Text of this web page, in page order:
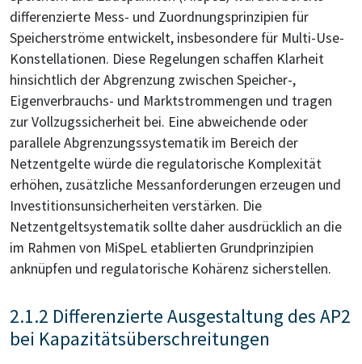
differenzierte Mess- und Zuordnungsprinzipien für
Speicherströme entwickelt, insbesondere für Multi-Use-
Konstellationen. Diese Regelungen schaffen Klarheit
hinsichtlich der Abgrenzung zwischen Speicher-,
Eigenverbrauchs- und Marktstrommengen und tragen
zur Vollzugssicherheit bei. Eine abweichende oder
parallele Abgrenzungssystematik im Bereich der
Netzentgelte würde die regulatorische Komplexität
erhöhen, zusätzliche Messanforderungen erzeugen und
Investitionsunsicherheiten verstärken. Die
Netzentgeltsystematik sollte daher ausdrücklich an die
im Rahmen von MiSpeL etablierten Grundprinzipien
anknüpfen und regulatorische Kohärenz sicherstellen.
2.1.2 Differenzierte Ausgestaltung des AP2
bei Kapazitätsüberschreitungen